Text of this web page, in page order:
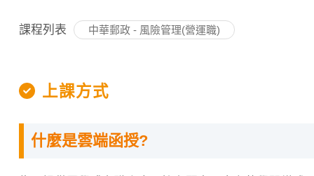
課程列表 中華郵政 - 風險管理(營運職)
上課方式
什麼是雲端函授?